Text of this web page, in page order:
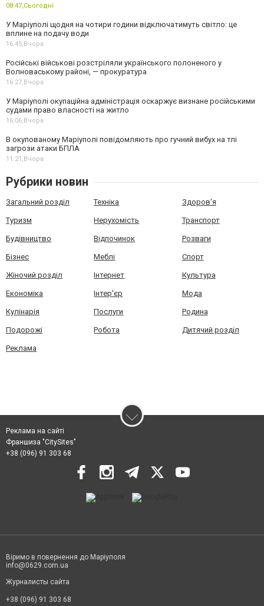
08:47,Сьогодні
У Маріуполі щодня на чотири години відключатимуть світло: це
вплине на подачу води
16:45,Вчора
Російські військові розстріляли українського полоненого у
Волноваському районі, — прокуратура
16:27,Вчора
У Маріуполі окупаційна адміністрація оскаржує визнане російськими
судами право власності на житло
16:06,Вчора
В окупованому Маріуполі повідомляють про гучний вибух на тлі
загрози атаки БПЛА
11:21,Вчора
Рубрики новин
Загальний розділ Техніка Здоров'я
Туризм Нерухомість Транспорт
Будівництво Відпочинок Розваги
Бізнес Меблі Спорт
Жіночий розділ Інтернет Культура
Економіка Інтер'єр Мода
Кулінарія Послуги Родина
Подорожі Робота Дитячий розділ
Реклама
Реклама на сайті
Франшиза "CitySites"
+38 (096) 91 303 68
Віримо в повернення до Маріуполя
info@0629.com.ua
Журналисты сайта
+38 (096) 91 303 68